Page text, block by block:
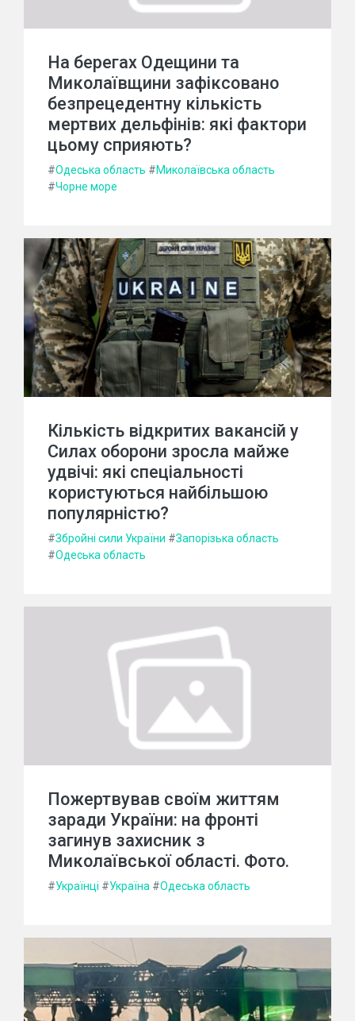
На берегах Одещини та
Миколаївщини зафіксовано
безпрецедентну кількість
мертвих дельфінів: які фактори
цьому сприяють?
#Одеська область #Миколаївська область
#Чорне море
Кількість відкритих вакансій у
Силах оборони зросла майже
удвічі: які спеціальності
користуються найбільшою
популярністю?
#Збройні сили України #Запорізька область
#Одеська область
Пожертвував своїм життям
заради України: на фронті
загинув захисник з
Миколаївської області. Фото.
#Українці #Україна #Одеська область